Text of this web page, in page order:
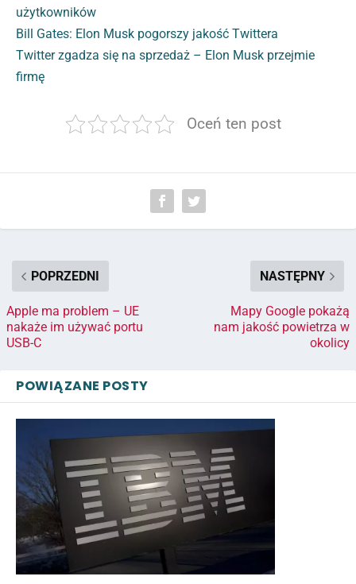
użytkowników
Bill Gates: Elon Musk pogorszy jakość Twittera
Twitter zgadza się na sprzedaż – Elon Musk przejmie
firmę
Oceń ten post
POPRZEDNI
Apple ma problem – UE
nakaże im używać portu
USB-C
NASTĘPNY
Mapy Google pokażą
nam jakość powietrza w
okolicy
POWIĄZANE POSTY